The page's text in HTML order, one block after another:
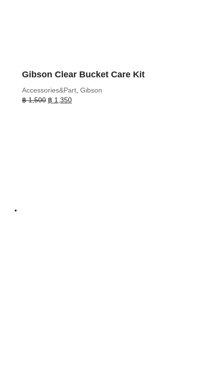
Gibson Clear Bucket Care Kit
Accessories&Part, Gibson
฿1,500 Original
฿ 1,350Current